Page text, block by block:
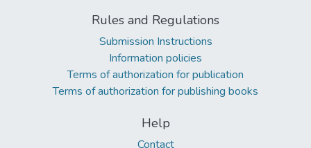
Rules and Regulations
Submission Instructions
Information policies
Terms of authorization for publication
Terms of authorization for publishing books
Help
Contact